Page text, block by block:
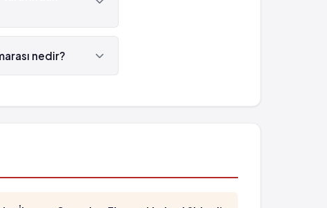
nedir?